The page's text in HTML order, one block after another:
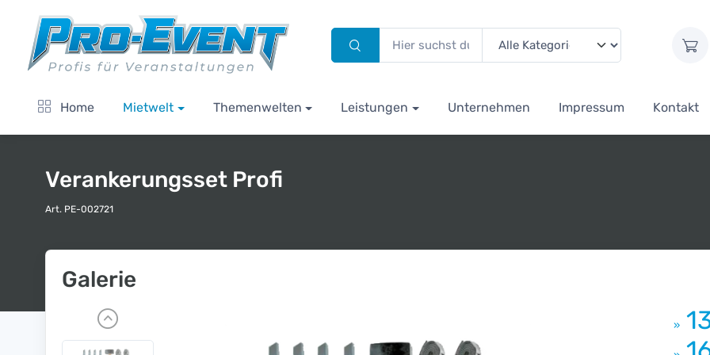
Home Mietwelt Themenwelten Leistungen Unternehmen Impressum Kontakt
Verankerungsset Profi
Art. PE-002721
Galerie
P
r
»